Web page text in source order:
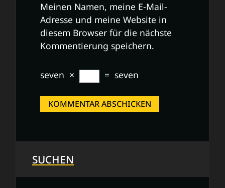
Meinen Namen, meine E-Mail-
Adresse und meine Website in
diesem Browser für die nächste
Kommentierung speichern.
seven × = seven
SUCHEN